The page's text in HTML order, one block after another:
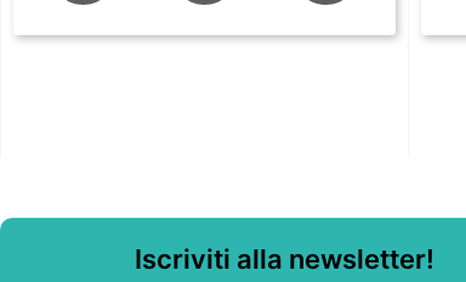
Iscriviti alla newsletter!